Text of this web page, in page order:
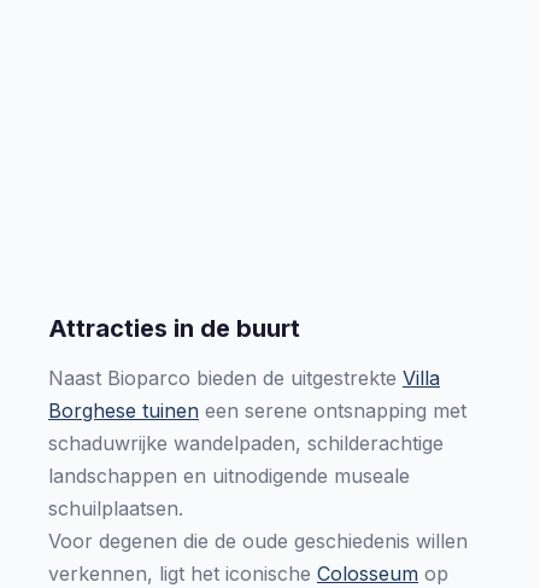
Attracties in de buurt
Naast Bioparco bieden de uitgestrekte Villa
Borghese tuinen een serene ontsnapping met
schaduwrijke wandelpaden, schilderachtige
landschappen en uitnodigende museale
schuilplaatsen.
Voor degenen die de oude geschiedenis willen
verkennen, ligt het iconische Colosseum op